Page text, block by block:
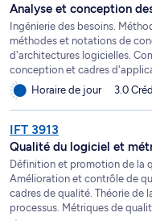
Analyse et conception
Ingénierie des besoins.
méthodes et notations de
d'architectures logicielles.
conception et cadres
Horaire de jour
3.0
IFT 3913
Qualité du logiciel et
Définition et promotion de la
Amélioration et contrôle de
cadres de qualité. Théorie de
processus. Métriques de